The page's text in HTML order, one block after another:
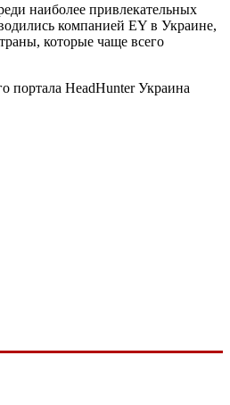
наиболее привлекательных
компанией EY в Украине,
которые чаще всего
портала HeadHunter Украина